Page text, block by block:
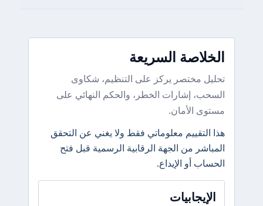
الخلاصة السريعة
تحليل مختصر يركز على التنظيم، شكاوى
السحب، إشارات الخطر، والحكم النهائي على
مستوى الأمان.
هذا التقييم معلوماتي فقط ولا يغني عن التحقق
المباشر من الجهة الرقابية الرسمية قبل فتح
الحساب أو الإيداع.
الإيجابيات